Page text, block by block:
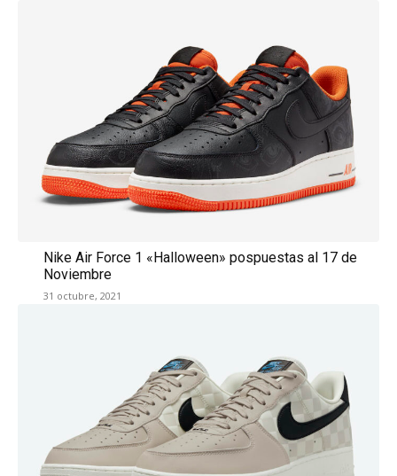
Nike Air Force 1 «Halloween» pospuestas al 17 de
Noviembre
31 octubre, 2021